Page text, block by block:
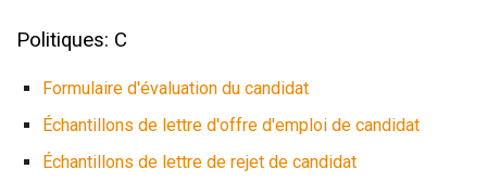
Politiques: C
Formulaire d'évaluation du candidat
Échantillons de lettre d'offre d'emploi de candidat
Échantillons de lettre de rejet de candidat